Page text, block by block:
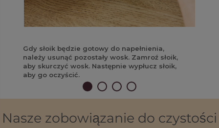
Gdy słoik będzie gotowy do napełnienia,
należy usunąć pozostały wosk. Zamroź słoik,
aby skurczyć wosk. Następnie wypłucz słoik,
aby go oczyścić.
Nasze zobowiązanie do czystości